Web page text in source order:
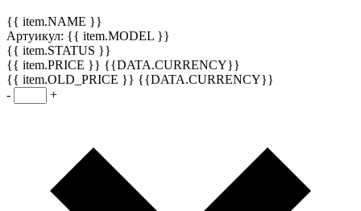
{{ item.NAME }}
Артуикул: {{ item.MODEL }}
{{ item.STATUS }}
{{ item.PRICE }} {{DATA.CURRENCY}}
{{ item.OLD_PRICE }} {{DATA.CURRENCY}}
-
+